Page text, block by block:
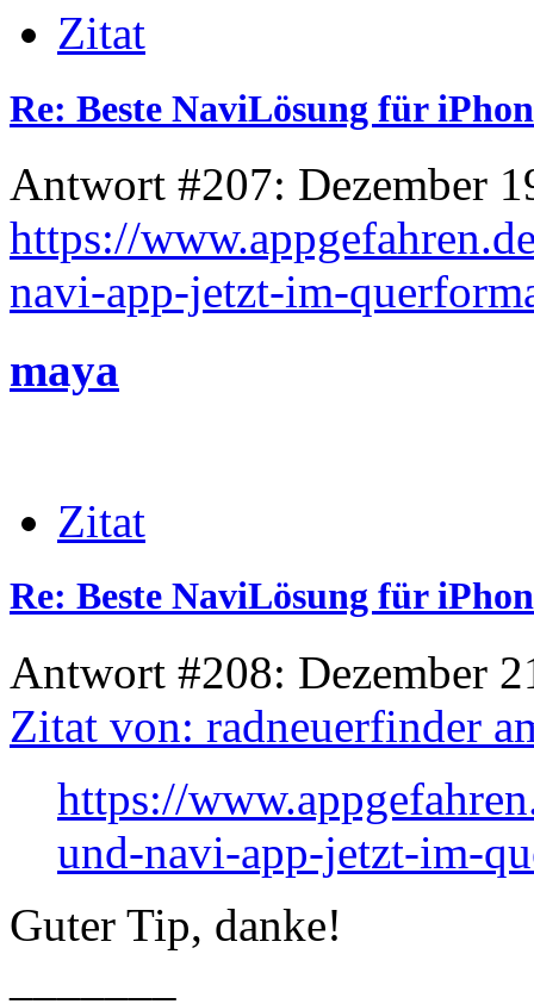
Zitat
Re: Beste NaviLösung für
Antwort #207: Dezember
https://
navi-app-jetzt-im-
maya
Zitat
Re: Beste NaviLösung für
Antwort #208: Dezember
Zitat von: radneuerfinder
https://
und-navi-app-jetzt-im-
Guter Tip, danke!